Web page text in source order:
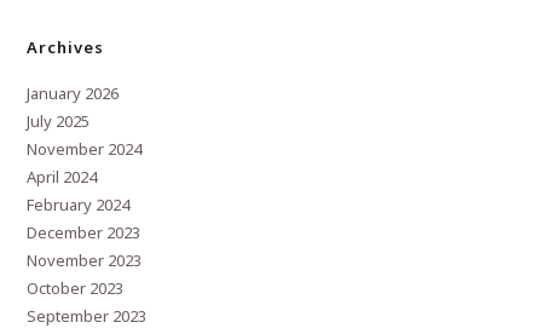
Archives
January 2026
July 2025
November 2024
April 2024
February 2024
December 2023
November 2023
October 2023
September 2023